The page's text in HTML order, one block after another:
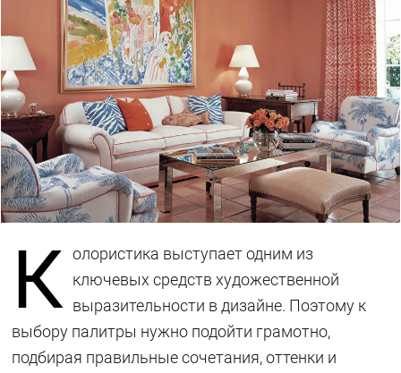
К олористика выступает одним из
ключевых средств художественной
выразительности в дизайне. Поэтому к
выбору палитры нужно подойти грамотно,
подбирая правильные сочетания, оттенки и